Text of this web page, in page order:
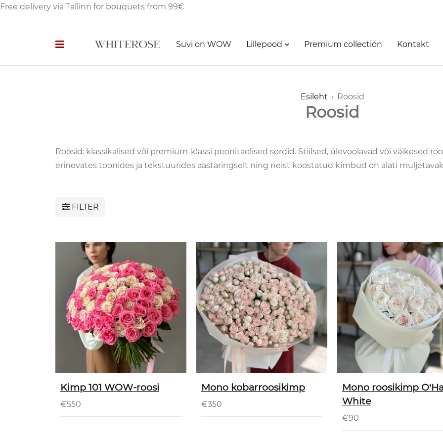
Free delivery via Tallinn for bouquets from 99€
Suvi on WOW Lillepood Premium collection Kontakt
Esileht › Roosid
Roosid
Roosid: klassikalised või premium-klassi peonitaolised sordid. Stiilsed, ülevoolavad või väikesed
erinevates toonides ja tekstuurides aastaringselt ning neist koostatud kimbud on alati
FILTER
Kimp 101 WOW-roosi
€550
Mono kobarroosikimp
€350
Mono roosikimp
White
€90